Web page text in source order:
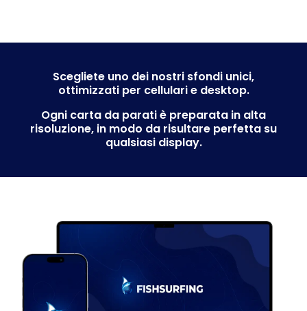
Scegliete uno dei nostri sfondi unici,
ottimizzati per cellulari e desktop.
Ogni carta da parati è preparata in alta
risoluzione, in modo da risultare perfetta su
qualsiasi display.